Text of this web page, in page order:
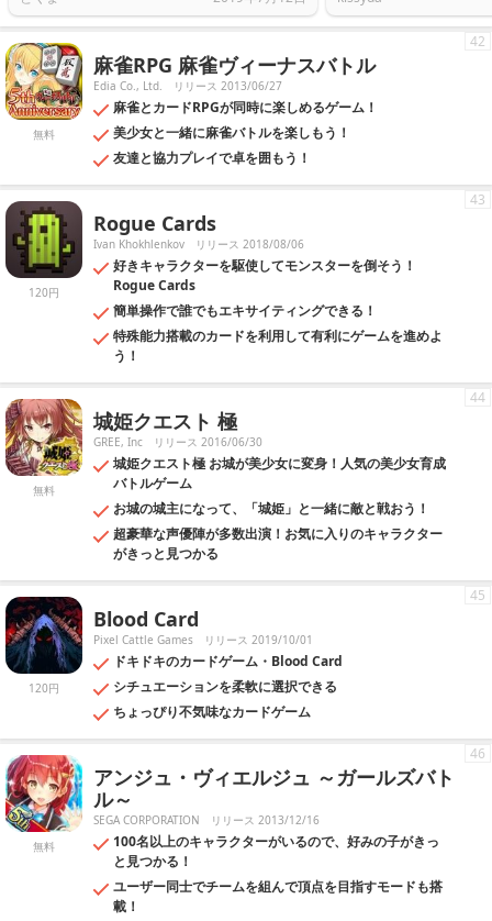
無料
麻雀RPG 麻雀ヴィーナスバトル
Edia Co., Ltd. リリース 2013/06/27
麻雀とカードRPGが同時に楽しめるゲーム！
美少女と一緒に麻雀バトルを楽しもう！
友達と協力プレイで卓を囲もう！
42
120円
Rogue Cards
Ivan Khokhlenkov リリース 2018/08/06
好きキャラクターを駆使してモンスターを倒そう！
Rogue Cards
簡単操作で誰でもエキサイティングできる！
特殊能力搭載のカードを利用して有利にゲームを進めよ
う！
43
無料
城姫クエスト 極
GREE, Inc リリース 2016/06/30
城姫クエスト極 お城が美少女に変身！人気の美少女育成
バトルゲーム
お城の城主になって、「城姫」と一緒に敵と戦おう！
超豪華な声優陣が多数出演！お気に入りのキャラクター
がきっと見つかる
44
120円
Blood Card
Pixel Cattle Games リリース 2019/10/01
ドキドキのカードゲーム・Blood Card
シチュエーションを柔軟に選択できる
ちょっぴり不気味なカードゲーム
45
無料
アンジュ・ヴィエルジュ ～ガールズバト
ル～
SEGA CORPORATION リリース 2013/12/16
100名以上のキャラクターがいるので、好みの子がきっ
と見つかる！
ユーザー同士でチームを組んで頂点を目指すモードも搭
載！
46